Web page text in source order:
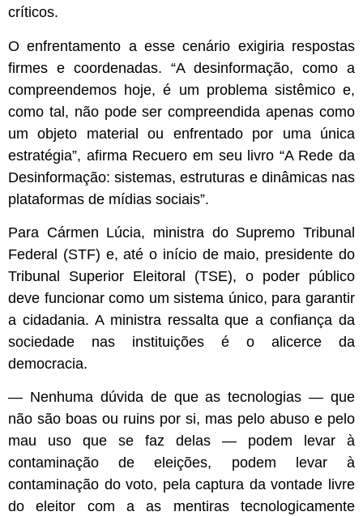
críticos.
O enfrentamento a esse cenário exigiria respostas
firmes e coordenadas. “A desinformação, como a
compreendemos hoje, é um problema sistêmico e,
como tal, não pode ser compreendida apenas como
um objeto material ou enfrentado por uma única
estratégia”, afirma Recuero em seu livro “A Rede da
Desinformação: sistemas, estruturas e dinâmicas nas
plataformas de mídias sociais”.
Para Cármen Lúcia, ministra do Supremo Tribunal
Federal (STF) e, até o início de maio, presidente do
Tribunal Superior Eleitoral (TSE), o poder público
deve funcionar como um sistema único, para garantir
a cidadania. A ministra ressalta que a confiança da
sociedade nas instituições é o alicerce da
democracia.
— Nenhuma dúvida de que as tecnologias — que
não são boas ou ruins por si, mas pelo abuso e pelo
mau uso que se faz delas — podem levar à
contaminação de eleições, podem levar à
contaminação do voto, pela captura da vontade livre
do eleitor com a as mentiras tecnologicamente